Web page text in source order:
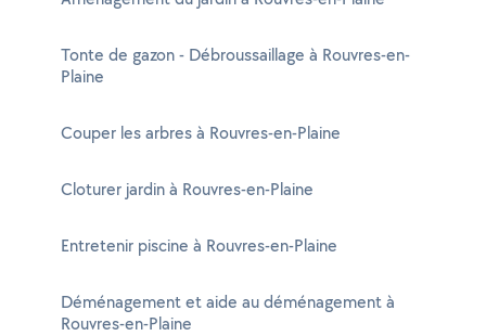
Tonte de gazon - Débroussaillage à Rouvres-en-
Plaine
Couper les arbres à Rouvres-en-Plaine
Cloturer jardin à Rouvres-en-Plaine
Entretenir piscine à Rouvres-en-Plaine
Déménagement et aide au déménagement à
Rouvres-en-Plaine